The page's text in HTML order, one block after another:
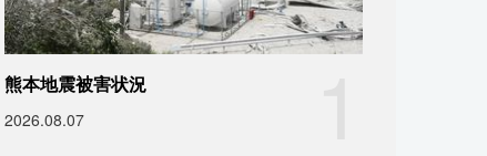
熊本地震被害状況
2026.08.07